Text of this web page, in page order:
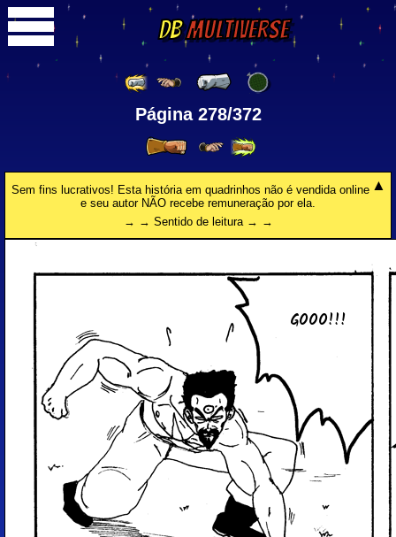
DBMultiverse
Página 278/372
Sem fins lucrativos! Esta história em quadrinhos não é vendida online
e seu autor NÃO recebe remuneração por ela.
→ → Sentido de leitura → →
GOOO!!!